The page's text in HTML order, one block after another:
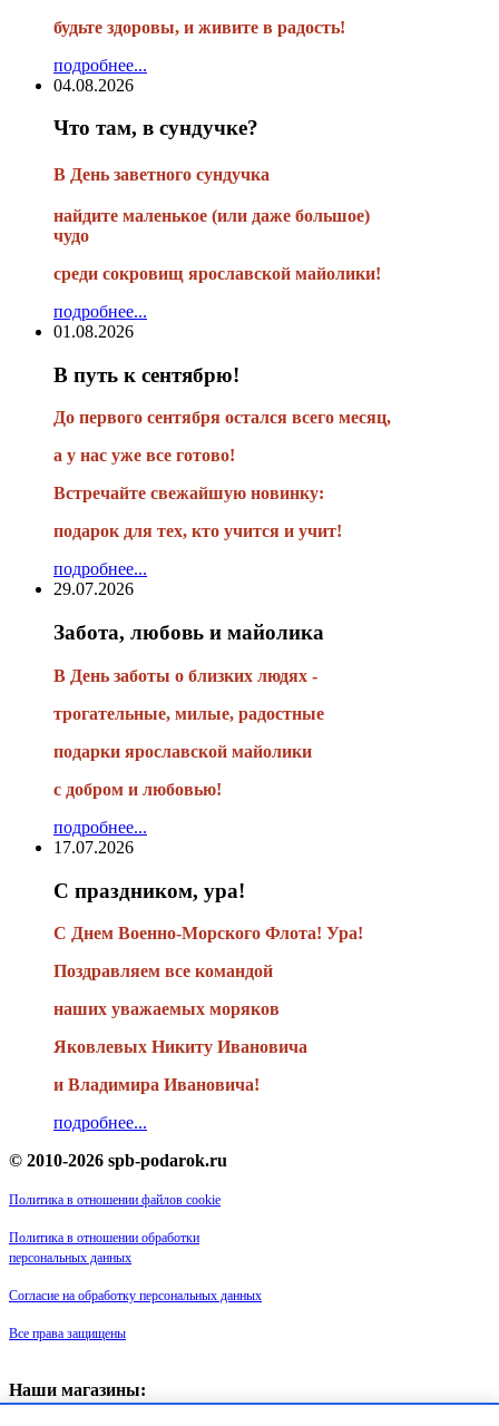
будьте здоровы, и живите в радость!
подробнее...
04.08.2026
Что там, в сундучке?
В День заветного сундучка
найдите маленькое (или даже большое)
чудо
среди сокровищ ярославской майолики!
подробнее...
01.08.2026
В путь к сентябрю!
До первого сентября остался всего месяц,
а у нас уже все готово!
Встречайте свежайшую новинку:
подарок для тех, кто учится и учит!
подробнее...
29.07.2026
Забота, любовь и майолика
В День заботы о близких людях -
трогательные, милые, радостные
подарки ярославской майолики
с добром и любовью!
подробнее...
17.07.2026
С праздником, ура!
С Днем Военно-Морского Флота! Ура!
Поздравляем все командой
наших уважаемых моряков
Яковлевых Никиту Ивановича
и Владимира Ивановича!
подробнее...
© 2010-2026 spb-podarok.ru
Политика в отношении файлов cookie
Политика в отношении обработки
персональных данных
Согласие на обработку персональных данных
Все права защищены
Наши магазины: